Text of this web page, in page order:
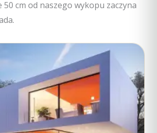
50 cm od naszego wykopu zaczyna